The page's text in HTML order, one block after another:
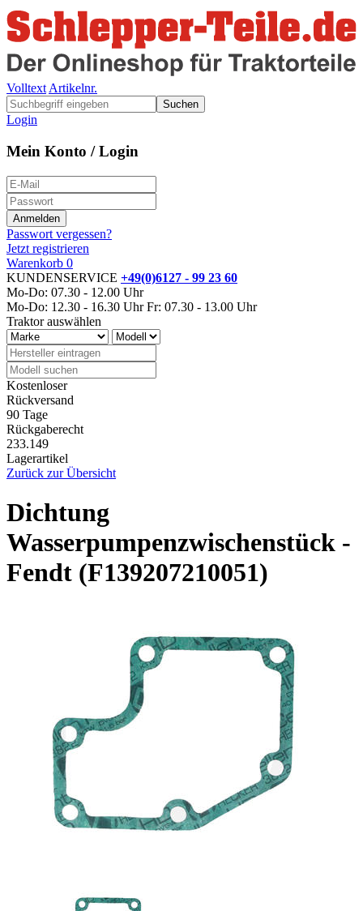
Volltext Artikelnr.
Suchen
Login
Mein Konto / Login
Passwort vergessen?
Jetzt registrieren
Warenkorb 0
KUNDENSERVICE +49(0)6127 - 99 23 60
Mo-Do: 07.30 - 12.00 Uhr
Mo-Do: 12.30 - 16.30 Uhr Fr: 07.30 - 13.00 Uhr
Traktor auswählen
Kostenloser
Rückversand
90 Tage
Rückgaberecht
233.149
Lagerartikel
Zurück zur Übersicht
Dichtung
Wasserpumpenzwischenstück -
Fendt (F139207210051)